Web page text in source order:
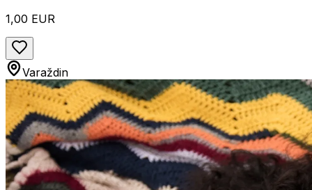
1,00 EUR
Varaždin